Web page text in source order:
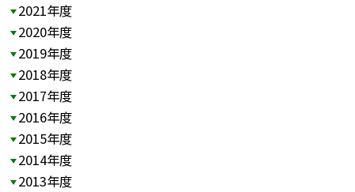
2021年度
2020年度
2019年度
2018年度
2017年度
2016年度
2015年度
2014年度
2013年度